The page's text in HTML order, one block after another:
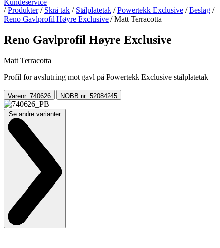
Kundeservice
/ Produkter / Skrå tak / Stålplatetak / Powertekk Exclusive / Beslag /
Reno Gavlprofil Høyre Exclusive / Matt Terracotta
Reno Gavlprofil Høyre Exclusive
Matt Terracotta
Profil for avslutning mot gavl på Powertekk Exclusive stålplatetak
Varenr: 740626 NOBB nr: 52084245
Se andre varianter